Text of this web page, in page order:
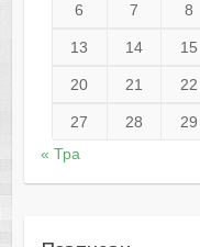
6 7 8
13 14 15
20 21 22
27 28 29
« Тра